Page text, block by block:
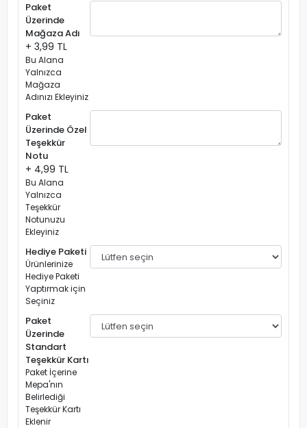
Paket
Üzerinde
Mağaza Adı
+ 3,99 TL
Bu Alana
Yalnızca
Mağaza
Adınızı Ekleyiniz
Paket
Üzerinde Özel
Teşekkür
Notu
+ 4,99 TL
Bu Alana
Yalnızca
Teşekkür
Notunuzu
Ekleyiniz
Hediye Paketi
Ürünlerinize
Hediye Paketi
Yaptırmak için
Seçiniz
Paket
Üzerinde
Standart
Teşekkür Kartı
Paket İçerine
Mepa'nın
Belirlediği
Teşekkür Kartı
Eklenir